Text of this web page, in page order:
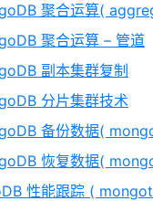
聚合运算(
聚合运算 – 管道
副本集群复制
分片集群技术
备份数据(
恢复数据(
性能跟踪 (